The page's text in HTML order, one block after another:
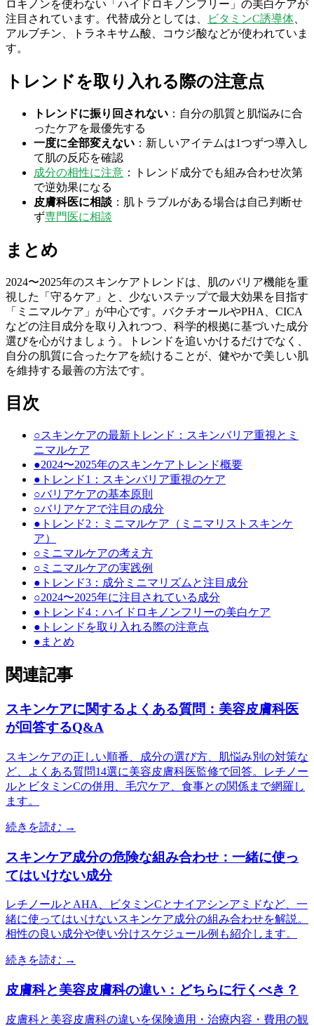
ロキノンを使わない「ハイドロキノンフリー」の美白ケアが
注目されています。代替成分としては、
ビタミンC誘導体
アルブチン、トラネキサム酸、コウジ酸などが使われていま
す。
トレンドを取り入れる際の注意点
トレンドに振り回されない ：自分の肌質と肌悩みに合
ったケアを最優先する
一度に全部変えない ：新しいアイテムは1つずつ導入し
て肌の反応を確認
成分の相性に注意 ：トレンド成分でも組み合わせ次第
で逆効果になる
皮膚科医に相談 ：肌トラブルがある場合は自己判断せ
ず専門医に相談
まとめ
2024〜2025年のスキンケアトレンドは、肌のバリア機能を重
視した「守るケア」と、少ないステップで最大効果を目指す
「ミニマルケア」が中心です。バクチオールやPHA、CICA
などの注目成分を取り入れつつ、科学的根拠に基づいた成分
選びを心がけましょう。トレンドを追いかけるだけでなく、
自分の肌質に合ったケアを続けることが、健やかで美しい肌
を維持する最善の方法です。
目次
○スキンケアの最新トレンド：スキンバリア重視とミ
ニマルケア
●2024〜2025年のスキンケアトレンド概要
● トレンド1：スキンバリア重視のケア
○バリアケアの基本原則
○バリアケアで注目の成分
● トレンド2：ミニマルケア（ミニマリストスキンケ
ア）
○ ミニマルケアの考え方
○ ミニマルケアの実践例
● トレンド3：成分ミニマリズムと注目成分
○2024〜2025年に注目されている成分
● トレンド4：ハイドロキノンフリーの美白ケア
● トレンドを取り入れる際の注意点
● まとめ
関連記事
スキンケアに関するよくある質問：美容皮膚科医
が回答するQ&A
スキンケアの正しい順番、成分の選び方、肌悩み別の対策な
ど、よくある質問14選に美容皮膚科医監修で回答。レチノー
ルとビタミンCの併用、毛穴ケア、食事との関係まで網羅し
ます。
続きを読む →
スキンケア成分の危険な組み合わせ：一緒に使っ
てはいけない成分
レチノールとAHA、ビタミンCとナイアシンアミドなど、一
緒に使ってはいけないスキンケア成分の組み合わせを解説。
相性の良い成分や使い分けスケジュール例も紹介します。
続きを読む →
皮膚科と美容皮膚科の違い：どちらに行くべき？
皮膚科と美容皮膚科の違いを保険適用・治療内容・費用の観